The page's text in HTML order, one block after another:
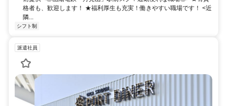
格者も、歓迎します！ ★福利厚生も充実！働きやすい職場です！ <近
隣...
シフト制
派遣社員